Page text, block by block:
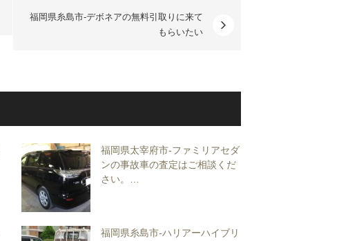
福岡県糸島市-デボネアの無料引取りに来て
もらいたい
福岡県太宰府市-ファミリアセダ
ンの事故車の査定はご相談くだ
さい。…
福岡県糸島市-ハリアーハイブリ